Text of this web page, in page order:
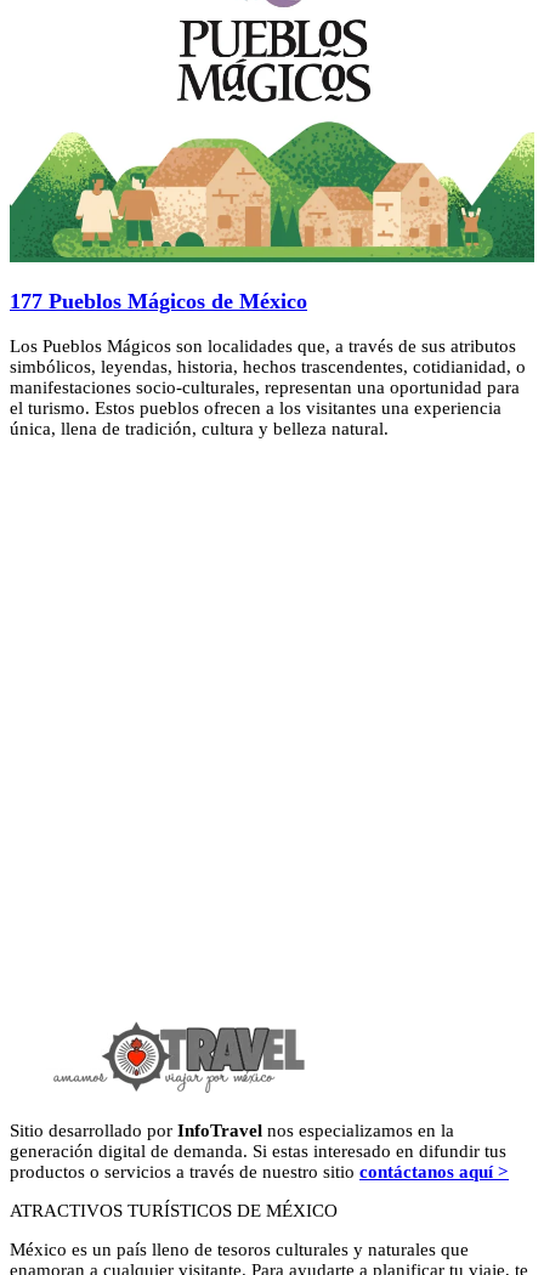
177 Pueblos Mágicos de México
Los Pueblos Mágicos son localidades que, a través de sus atributos
simbólicos, leyendas, historia, hechos trascendentes, cotidianidad, o
manifestaciones socio-culturales, representan una oportunidad para
el turismo. Estos pueblos ofrecen a los visitantes una experiencia
única, llena de tradición, cultura y belleza natural.
Sitio desarrollado por InfoTravel nos especializamos en la
generación digital de demanda. Si estas interesado en difundir tus
productos o servicios a través de nuestro sitio contáctanos aquí >
ATRACTIVOS TURÍSTICOS DE MÉXICO
México es un país lleno de tesoros culturales y naturales que
enamoran a cualquier visitante. Para ayudarte a planificar tu viaje, te